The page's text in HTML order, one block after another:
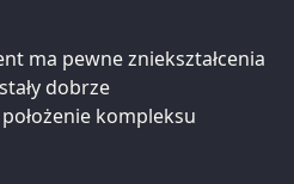
ma pewne zniekształcenia
dobrze
kompleksu